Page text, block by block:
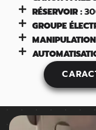
RÉSERVOIR :
GROUPE